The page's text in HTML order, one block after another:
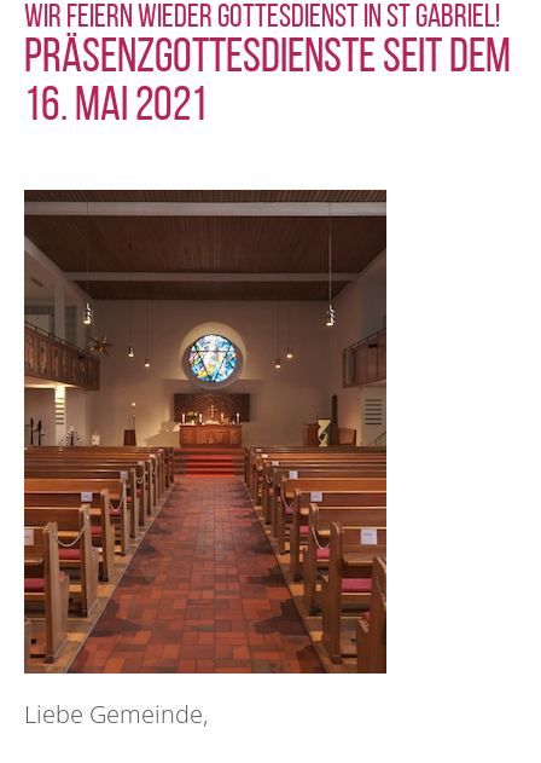
Wir feiern wieder Gottesdienst in St Gabriel!
Präsenzgottesdienste seit dem
16. Mai 2021
Liebe Gemeinde,